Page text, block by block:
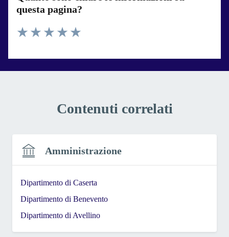
questa pagina?
Contenuti correlati
Amministrazione
Dipartimento di Caserta
Dipartimento di Benevento
Dipartimento di Avellino